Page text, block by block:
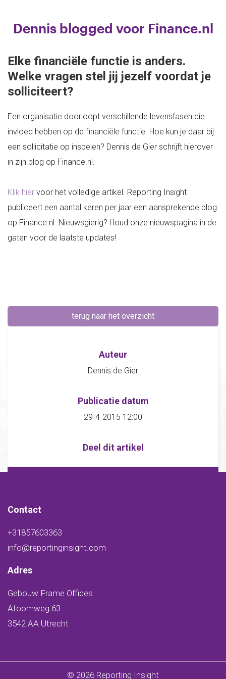
Dennis blogged voor Finance.nl
Elke financiële functie is anders.
Welke vragen stel jij jezelf voordat je
solliciteert?
Een organisatie doorloopt verschillende levensfasen die
invloed hebben op de financiële functie. Hoe kun je daar bij
een sollicitatie op inspelen? Dennis de Gier schrijft hierover
in zijn blog op Finance.nl.
Klik hier voor het volledige artikel. Reporting Insight
publiceert een aantal keren per jaar een aansprekende blog
op Finance.nl. Nieuwsgierig? Houd onze nieuwspagina in de
gaten voor de laatste updates!
terug naar het overzicht
Auteur
Dennis de Gier
Publicatie datum
29-4-2015 12:00
Deel dit artikel
Contact
+31857603363
info@reportinginsight.com
Adres
Gebouw Frame Offices
Atoomweg 63
3542 AA Utrecht
© 2026 Reporting Insight